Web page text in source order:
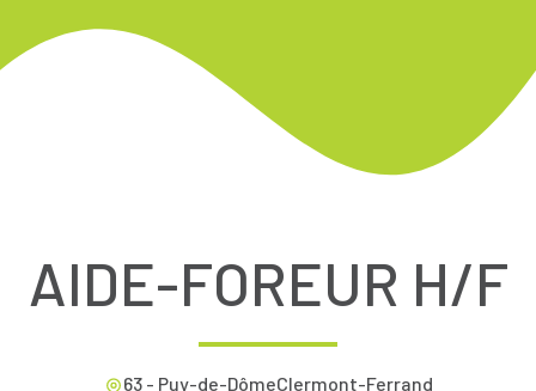
AIDE-FOREUR H/F
63 - Puy-de-DômeClermont-Ferrand